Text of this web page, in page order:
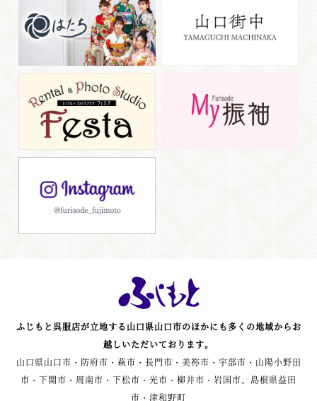
ふじもと呉服店が立地する山口県山口市のほかにも多くの地域からお
越しいただいております。
山口県山口市・防府市・萩市・長門市・美祢市・宇部市・山陽小野田
市・下関市・周南市・下松市・光市・柳井市・岩国市、島根県益田
市・津和野町